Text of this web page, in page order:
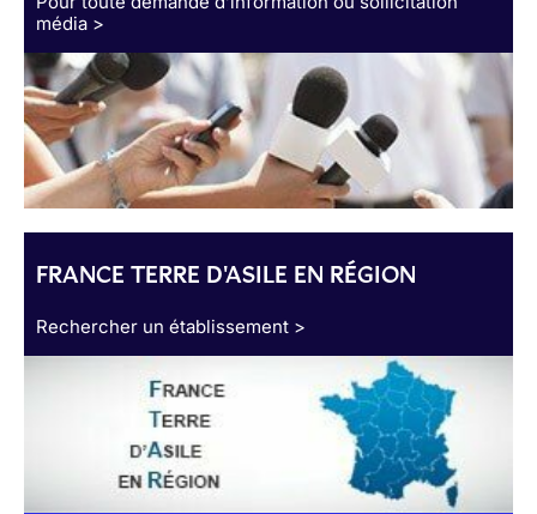
média >
FRANCE TERRE D'ASILE EN RÉGION
Rechercher un établissement >